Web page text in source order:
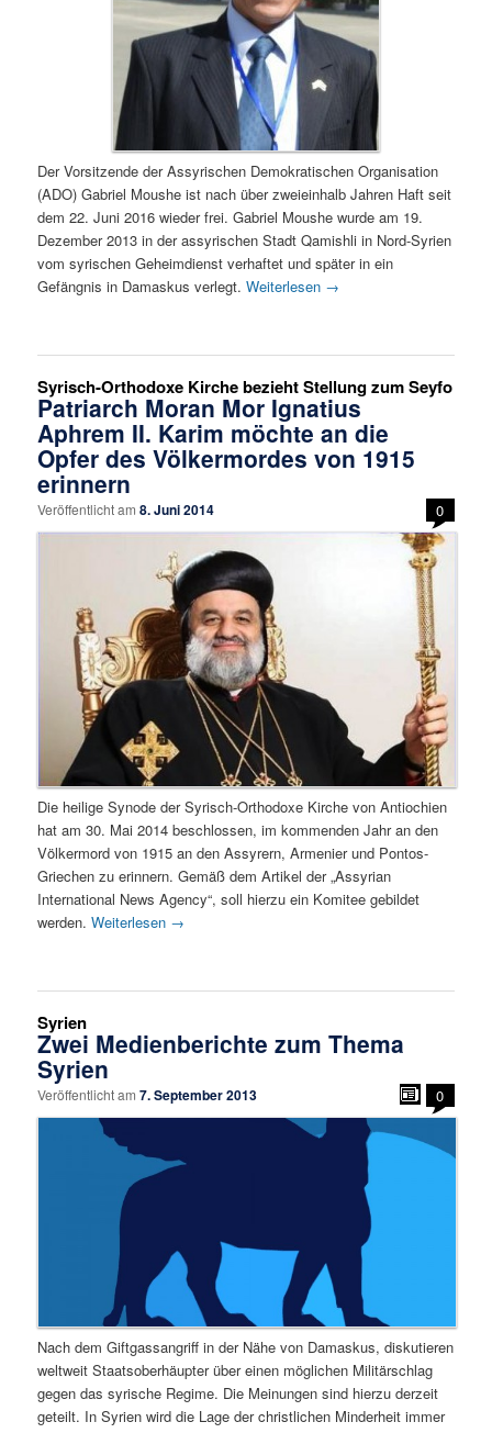
Der Vorsitzende der Assyrischen Demokratischen Organisation
(ADO) Gabriel Moushe ist nach über zweieinhalb Jahren Haft seit
dem 22. Juni 2016 wieder frei. Gabriel Moushe wurde am 19.
Dezember 2013 in der assyrischen Stadt Qamishli in Nord-Syrien
vom syrischen Geheimdienst verhaftet und später in ein
Gefängnis in Damaskus verlegt.Weiterlesen →
Syrisch-Orthodoxe Kirche bezieht Stellung zum Seyfo
Patriarch Moran Mor Ignatius
Aphrem II. Karim möchte an die
Opfer des Völkermordes von 1915
erinnern
Veröffentlicht am8. Juni 2014 0
Die heilige Synode der Syrisch-Orthodoxe Kirche von Antiochien
hat am 30. Mai 2014 beschlossen, im kommenden Jahr an den
Völkermord von 1915 an den Assyrern, Armenier und Pontos-
Griechen zu erinnern. Gemäß dem Artikel der „Assyrian
International News Agency“, soll hierzu ein Komitee gebildet
werden.Weiterlesen →
Syrien
Zwei Medienberichte zum Thema
Syrien
Veröffentlicht am7. September 2013 0
Nach dem Giftgassangriff in der Nähe von Damaskus, diskutieren
weltweit Staatsoberhäupter über einen möglichen Militärschlag
gegen das syrische Regime. Die Meinungen sind hierzu derzeit
geteilt. In Syrien wird die Lage der christlichen Minderheit immer